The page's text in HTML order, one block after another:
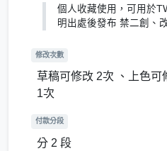
個人收藏使用，可用於
明出處後發布 禁二創、
修改次數
草稿可修改 2次 、上色可
1次
付款分段
分 2 段